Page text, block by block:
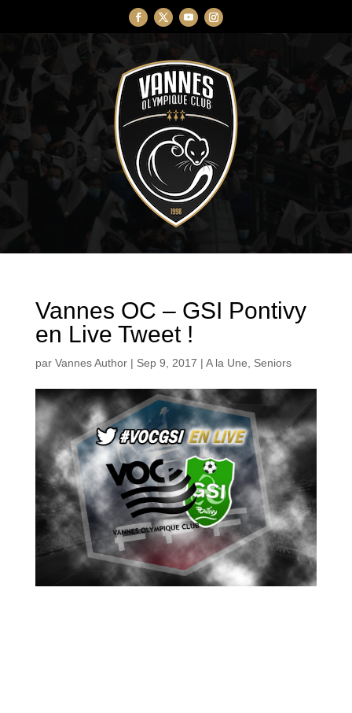
Vannes OC – GSI Pontivy
en Live Tweet !
par Vannes Author| Sep 9, 2017 | A la Une, Seniors